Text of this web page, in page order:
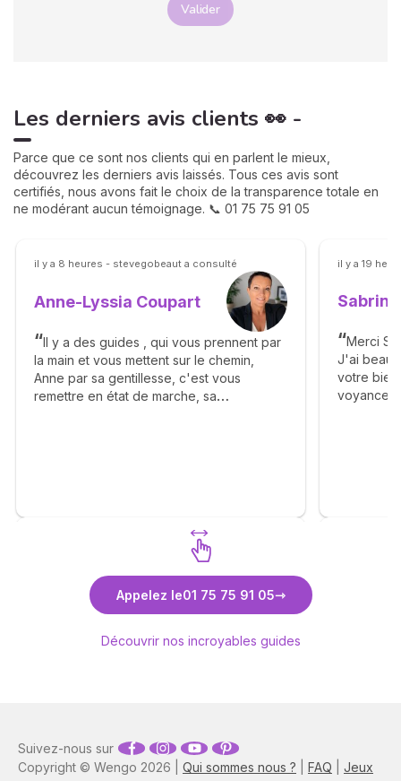
Valider
Les derniers avis clients 👀 -
Parce que ce sont nos clients qui en parlent le mieux,
découvrez les derniers avis laissés. Tous ces avis sont
certifiés, nous avons fait le choix de la transparence totale en
ne modérant aucun témoignage. 📞 01 75 75 91 05
il y a 8 heures - stevegobeaut a consulté
Anne-Lyssia Coupart
Il y a des guides , qui vous prennent par
la main et vous mettent sur le chemin,
Anne par sa gentillesse, c'est vous
remettre en état de marche, sa
Découvrez Anne-Lyssia Coupart
il y a 19
Merci
J'ai
votre
voyance.
Appelez le01 75 75 91 05
Découvrir nos incroyables guides
Copyright © Wengo 2026 | Qui sommes nous ? FAQ
Jeux
Suivez-nous sur